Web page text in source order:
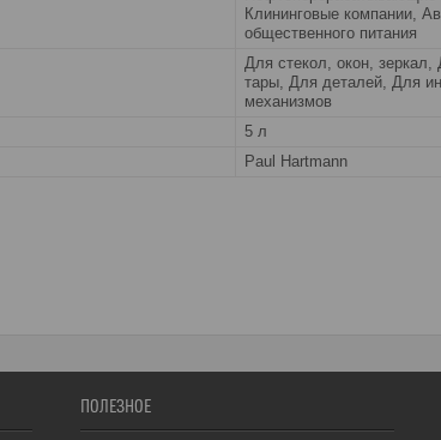
Клининговые компании,
общественного питания
Для стекол, окон,
тары, Для деталей, Для
механизмов
5 л
Paul Hartmann
ПОЛЕЗНОЕ